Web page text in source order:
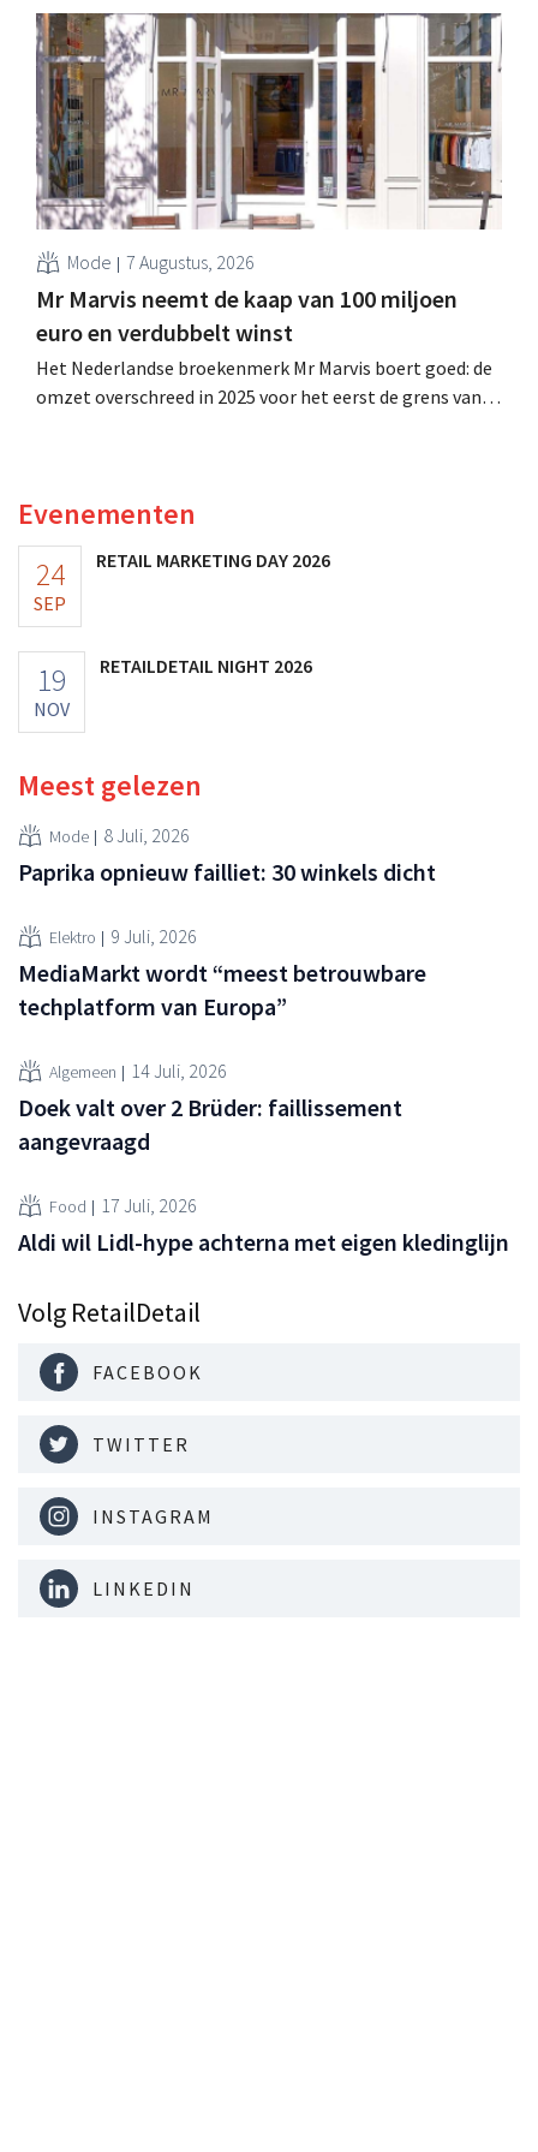
is dan een jaar eerder. Na die beter dan verwachte start
verhoogt het bedrijf ook zijn vooruitzichten voor het
volledige boekjaar.
Mode 7 Augustus, 2026
Mr Marvis neemt de kaap van 100 miljoen
euro en verdubbelt winst
Het Nederlandse broekenmerk Mr Marvis boert goed: de
omzet overschreed in 2025 voor het eerst de grens van
Evenementen
24
SEP
RETAIL MARKETING DAY 2026
19
NOV
RETAILDETAIL NIGHT 2026
Meest gelezen
Mode 8 Juli, 2026
Paprika opnieuw failliet: 30 winkels dicht
Elektro 9 Juli, 2026
MediaMarkt wordt “meest betrouwbare
techplatform van Europa”
Algemeen 14 Juli, 2026
Doek valt over 2 Brüder: faillissement
aangevraagd
Food 17 Juli, 2026
Aldi wil Lidl-hype achterna met eigen kledinglijn
Volg RetailDetail
FACEBOOK
TWITTER
INSTAGRAM
LINKEDIN